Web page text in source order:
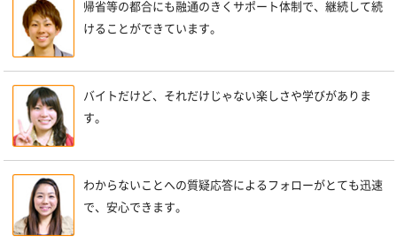
帰省等の都合にも融通のきくサポート体制で、継続して続
けることができています。
バイトだけど、それだけじゃない楽しさや学びがありま
す。
わからないことへの質疑応答によるフォローがとても迅速
で、安心できます。